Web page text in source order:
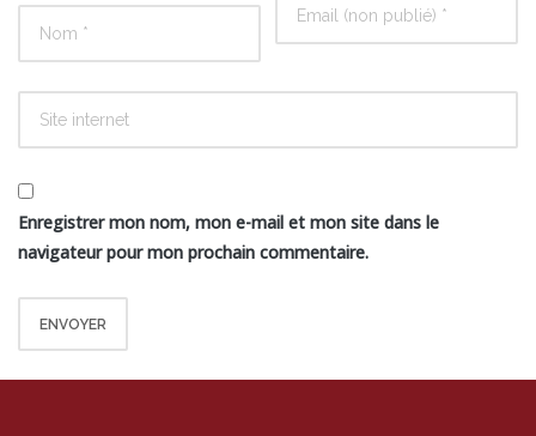
Enregistrer mon nom, mon e-mail et mon site dans le
navigateur pour mon prochain commentaire.